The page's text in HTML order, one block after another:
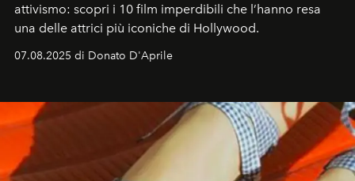
attivismo: scopri i 10 film imperdibili che l’hanno resa
una delle attrici più iconiche di Hollywood.
07.08.2025 di Donato D'Aprile